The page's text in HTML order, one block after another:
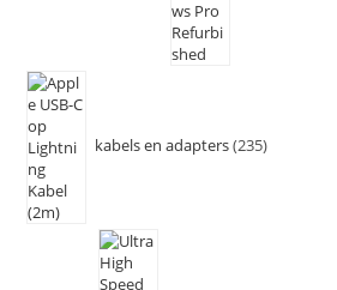
kabels en adapters 235